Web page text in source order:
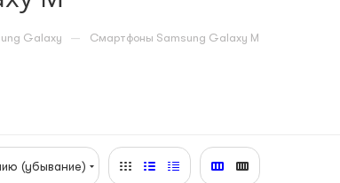
Galaxy — Смартфоны Samsung Galaxy M
(убывание)